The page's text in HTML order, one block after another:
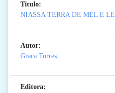
Titulo:
NIASSA TERRA DE MEL E
Autor:
Graca Torres
Editora: